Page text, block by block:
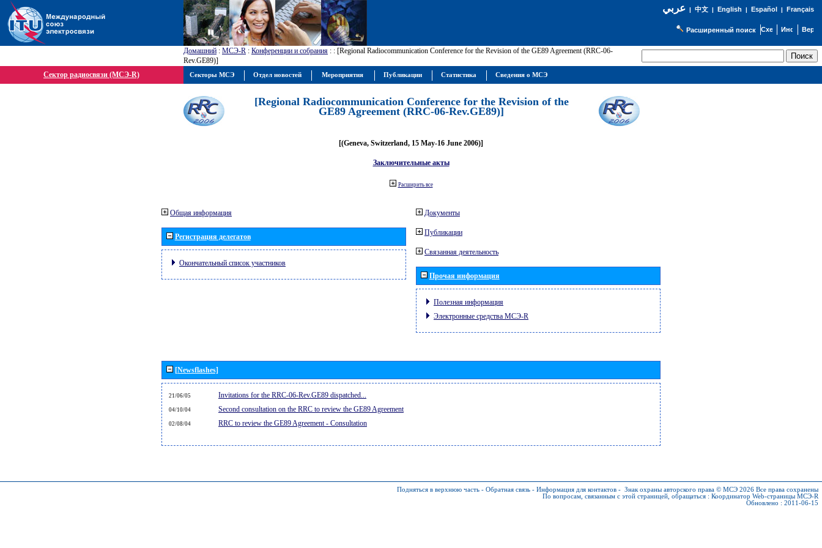
عربي| 中文| English | Español | Français
Расширенный поиск
Домашний : МСЭ-R : Конференции и собрания : : [Regional Radiocommunication Conference for the Revision of the GE89 Agreement (RRC-06-
Rev.GE89)]
Сектор радиосвязи (МСЭ-R)
[Regional Radiocommunication Conference for the Revision of the
GE89 Agreement (RRC-06-Rev.GE89)]
[(Geneva, Switzerland, 15 May-16 June 2006)]
Заключительные акты
Расширить все
Общая информация
Регистрация делегатов
Окончательный список участников
Документы
Публикации
Связанная деятельность
Прочая информация
Полезная информация
Электронные средства МСЭ-R
[Newsflashes]
21/06/05 Invitations for the RRC-06-Rev.GE89 dispatched...
04/10/04 Second consultation on the RRC to review the GE89 Agreement
02/08/04 RRC to review the GE89 Agreement - Consultation
Подняться в верхнюю часть - Обратная связь - Информация для контактов - Знак охраны авторского права © МСЭ 2026 Все права сохранены
По вопросам, связанным с этой страницей, обращаться : Координатор Web-страницы МСЭ-R
Обновлено : 2011-06-15
Секторы МСЭ Отдел новостей Мероприятия Публикации Статистика Сведения о МСЭ